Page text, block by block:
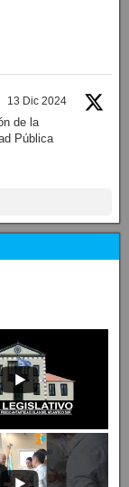
13 Dic 2024
de la
Pública